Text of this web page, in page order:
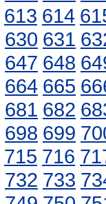
613 614
630 631
647 648
664 665
681 682
698 699
715 716
732 733